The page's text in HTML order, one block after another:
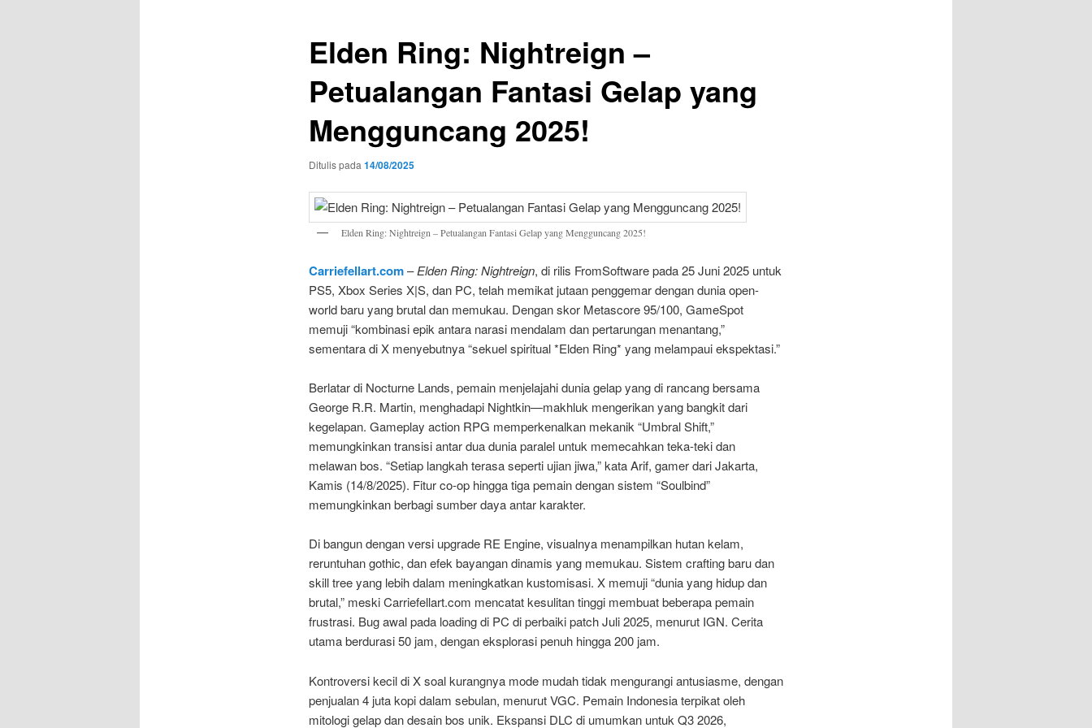
Elden Ring: Nightreign –
Petualangan Fantasi Gelap yang
Mengguncang 2025!
Ditulis pada 14/08/2025
Elden Ring: Nightreign – Petualangan Fantasi Gelap yang Mengguncang 2025!
Carriefellart.com–Elden Ring: Nightreign, di rilis FromSoftware pada 25 Juni 2025 untuk
PS5, Xbox Series X|S, dan PC, telah memikat jutaan penggemar dengan dunia open-
world baru yang brutal dan memukau. Dengan skor Metascore 95/100, GameSpot
memuji “kombinasi epik antara narasi mendalam dan pertarungan menantang,”
sementara di X menyebutnya “sekuel spiritual *Elden Ring* yang melampaui ekspektasi.”
Berlatar di Nocturne Lands, pemain menjelajahi dunia gelap yang di rancang bersama
George R.R. Martin, menghadapi Nightkin—makhluk mengerikan yang bangkit dari
kegelapan. Gameplay action RPG memperkenalkan mekanik “Umbral Shift,”
memungkinkan transisi antar dua dunia paralel untuk memecahkan teka-teki dan
melawan bos. “Setiap langkah terasa seperti ujian jiwa,” kata Arif, gamer dari Jakarta,
Kamis (14/8/2025). Fitur co-op hingga tiga pemain dengan sistem “Soulbind”
memungkinkan berbagi sumber daya antar karakter.
Di bangun dengan versi upgrade RE Engine, visualnya menampilkan hutan kelam,
reruntuhan gothic, dan efek bayangan dinamis yang memukau. Sistem crafting baru dan
skill tree yang lebih dalam meningkatkan kustomisasi. X memuji “dunia yang hidup dan
brutal,” meski Carriefellart.com mencatat kesulitan tinggi membuat beberapa pemain
frustrasi. Bug awal pada loading di PC di perbaiki patch Juli 2025, menurut IGN. Cerita
utama berdurasi 50 jam, dengan eksplorasi penuh hingga 200 jam.
Kontroversi kecil di X soal kurangnya mode mudah tidak mengurangi antusiasme, dengan
penjualan 4 juta kopi dalam sebulan, menurut VGC. Pemain Indonesia terpikat oleh
mitologi gelap dan desain bos unik. Ekspansi DLC di umumkan untuk Q3 2026,